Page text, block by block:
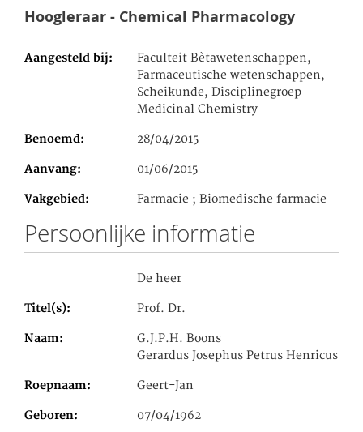
Hoogleraar - Chemical Pharmacology
Aangesteld bij
Faculteit Bètawetenschappen,
Farmaceutische wetenschappen,
Scheikunde, Disciplinegroep
Medicinal Chemistry
Benoemd 28/04/2015
Aanvang 01/06/2015
Vakgebied Farmacie ; Biomedische farmacie
Persoonlijke informatie
De heer
Titel(s) Prof. Dr.
Naam
G.J.P.H. Boons
Gerardus Josephus Petrus Henricus
Roepnaam Geert-Jan
Geboren 07/04/1962